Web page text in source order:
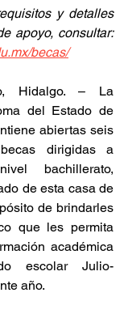
y detalles
de cada programa de apoyo, consultar:
becas/
Hidalgo. – La
del Estado de
abiertas seis
dirigidas a
bachillerato,
de esta casa de
de brindarles
que les permita
académica
escolar Julio-
año.